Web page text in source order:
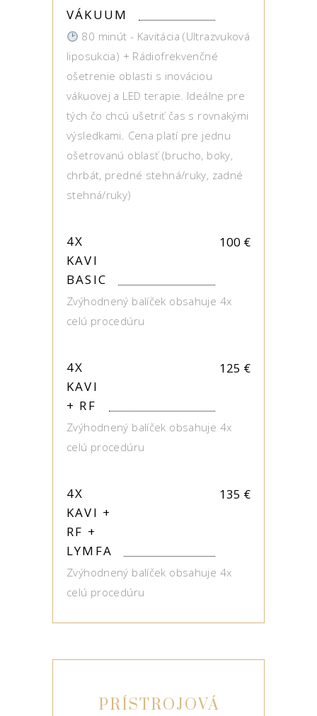
VÁKUUM
80 minút - Kavitácia (Ultrazvuková
liposukcia) + Rádiofrekvenčné
ošetrenie oblasti s inováciou
vákuovej a LED terapie. Ideálne pre
tých čo chcú ušetriť čas s rovnakými
výsledkami. Cena platí pre jednu
ošetrovanú oblasť (brucho, boky,
chrbát, predné stehná/ruky, zadné
stehná/ruky)
4X
KAVI
BASIC
100 €
Zvýhodnený balíček obsahuje 4x
celú procedúru
4X
KAVI
+ RF
125 €
Zvýhodnený balíček obsahuje 4x
celú procedúru
4X
KAVI +
RF +
LYMFA
135 €
Zvýhodnený balíček obsahuje 4x
celú procedúru
PRÍSTROJOVÁ